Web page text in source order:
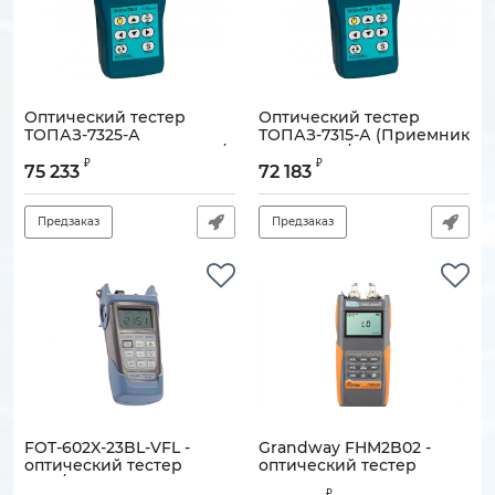
Оптический тестер
ТОПАЗ-7325-А
(Приемник -60…+26дБм/
Источник 1310нм /
Артикул: 130705-00418
75 233 ₽
Предзаказ
Оптический тестер
ТОПАЗ-7315-А (Приемник
-85…+7дБм/ Источник
1310нм / 1550нм)
Артикул: 130705-00380
72 183 ₽
Предзаказ
FOT-602X-23BL-VFL -
оптический тестер
(1310/1550нм)
Grandway FHM2B02 -
оптический тестер